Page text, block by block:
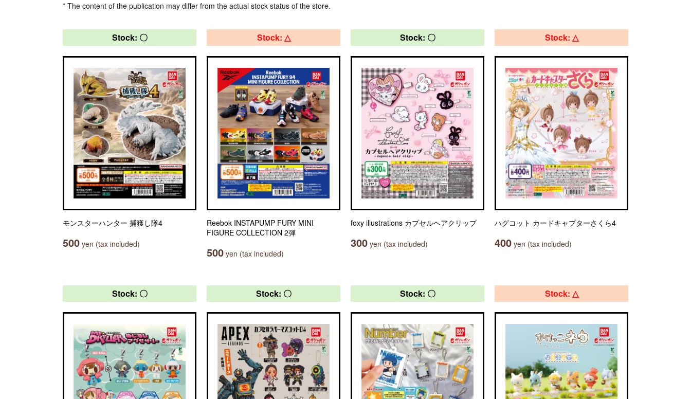
* The content of the publication may differ from the actual stock status of the store.
Stock: 〇
モンスターハンター 捕獲し隊4
500 yen (tax included)
Stock: △
Reebok INSTAPUMP FURY MINI
FIGURE COLLECTION 2弾
500 yen (tax included)
Stock: 〇
foxy illustrations カプセルヘアクリップ
300 yen (tax included)
Stock: △
ハグコット カードキャプターさくら4
400 yen (tax included)
Stock: 〇 Stock: 〇 Stock: 〇 Stock: △